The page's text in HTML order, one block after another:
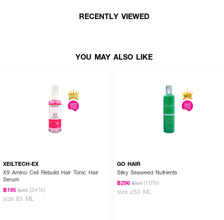
• อุดมด้วยสาหร่ายสีแดง (Red Algae) เป็นเกราะป้องกันและบำรุงเส้นผม จาก
RECENTLY VIEWED
YOU MAY ALSO LIKE
XEILTECH-EX
X9 Amino Cell Rebuild Hair Tonic Hair
Serum
฿195 ฿295 (34%)
size 85 ML
GO HAIR
Silky Seaweed Nutrients
฿296 ฿329 (10%)
size 250 ML